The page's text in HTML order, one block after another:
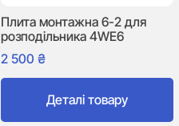
Плита монтажна 6-2 для
розподільника 4WE6
2 500 ₴
Деталі товару